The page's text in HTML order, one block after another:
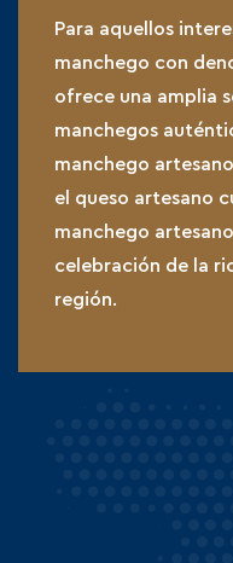
Para aquellos
manchego con
ofrece una amplia
manchegos
manchego
el queso artesano
manchego
celebración de la
región.